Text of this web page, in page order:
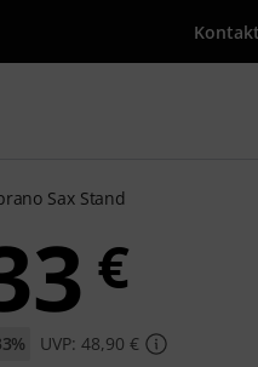
Kontakt
{searchTerm}
Sax Stand
€
UVP: 48,90 €